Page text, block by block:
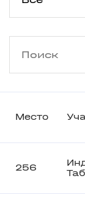
Место
256